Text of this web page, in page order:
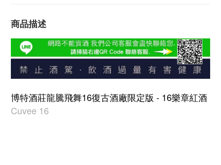
商品描述
博特酒莊龍騰飛舞16復古酒廠限定版 - 16樂章紅酒
Cuvee 16